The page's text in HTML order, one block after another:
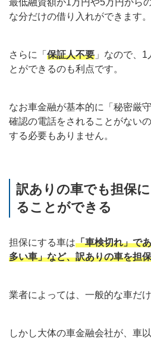
な分だけの借り入れができます。
さらに「 保証人不要 」なので、
とができるのも利点です。
なお車金融が基本的に「秘密厳
確認の電話をされることがない
する必要もありません。
訳ありの車でも担保
ることができる
担保にする車は「車検切れ」で
多い車」など、訳ありの車を担
業者によっては、一般的な車だ
しかし大体の車金融会社が、車